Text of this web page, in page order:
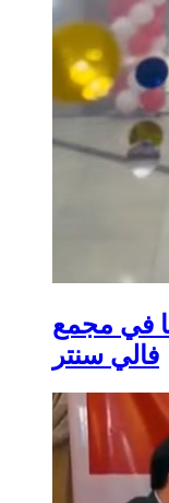
في مجمع
فالي سنتر